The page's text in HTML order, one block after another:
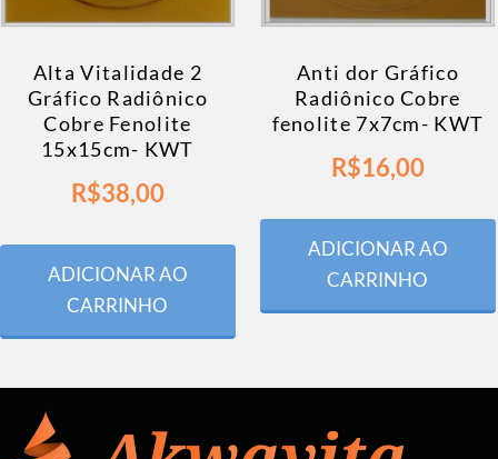
Alta Vitalidade 2
Gráfico Radiônico
Cobre Fenolite
15x15cm- KWT
R$38,00
ADICIONAR AO
CARRINHO
Anti dor Gráfico
Radiônico Cobre
fenolite 7x7cm- KWT
R$16,00
ADICIONAR AO
CARRINHO